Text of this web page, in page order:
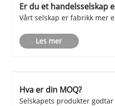
Er du et handelsselskap
Vårt selskap er fabrikk mer
Les mer
Hva er din MOQ?
Selskapets produkter